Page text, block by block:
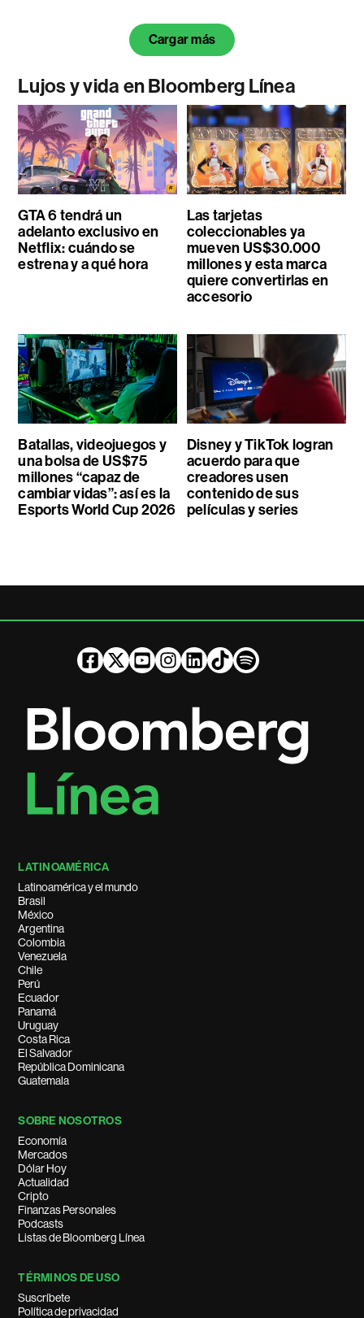
Cargar más
Lujos y vida en Bloomberg Línea
GTA 6 tendrá un
adelanto exclusivo en
Netflix: cuándo se
estrena y a qué hora
Las tarjetas
coleccionables ya
mueven US$30.000
millones y esta marca
quiere convertirlas en
accesorio
Batallas, videojuegos y
una bolsa de US$75
millones “capaz de
cambiar vidas”: así es la
Esports World Cup 2026
Disney y TikTok logran
acuerdo para que
creadores usen
contenido de sus
películas y series
LATINOAMÉRICA
Latinoamérica y el mundo
Brasil
México
Argentina
Colombia
Venezuela
Chile
Perú
Ecuador
Panamá
Uruguay
Costa Rica
El Salvador
República Dominicana
Guatemala
SOBRE NOSOTROS
Economía
Mercados
Dólar Hoy
Actualidad
Cripto
Finanzas Personales
Podcasts
Listas de Bloomberg Línea
TÉRMINOS DE USO
Suscríbete
Política de privacidad